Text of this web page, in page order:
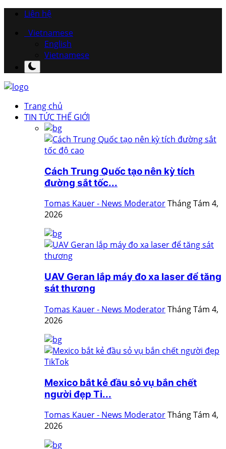
Liên hệ
Vietnamese
English
Vietnamese
Trang chủ
TIN TỨC THẾ GIỚI
Cách Trung Quốc tạo nên kỳ tích
đường sắt tốc...
Tomas Kauer - News ModeratorTháng Tám 4,
2026
UAV Geran lắp máy đo xa laser để tăng
sát thương
Tomas Kauer - News ModeratorTháng Tám 4,
2026
Mexico bắt kẻ đầu sỏ vụ bắn chết
người đẹp Ti...
Tomas Kauer - News ModeratorTháng Tám 4,
2026